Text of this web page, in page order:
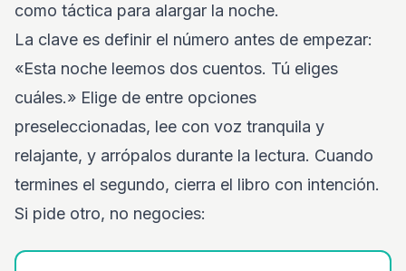
como táctica para alargar la noche.
La clave es definir el número antes de empezar:
«Esta noche leemos dos cuentos. Tú eliges
cuáles.» Elige de entre opciones
preseleccionadas, lee con voz tranquila y
relajante, y arrópalos durante la lectura. Cuando
termines el segundo, cierra el libro con intención.
Si pide otro, no negocies: